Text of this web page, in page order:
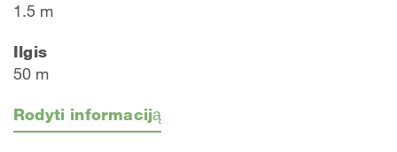
1.5 m
Ilgis
50 m
Rodyti informaciją